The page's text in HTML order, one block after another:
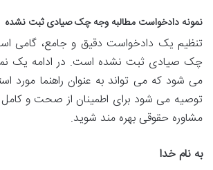
نمونه دادخواست مطالبه وجه چک صیادی ثبت نشده
تنظیم یک دادخواست دقیق و جامع، گامی
چک صیادی ثبت نشده است. در ادامه یک
می شود که می تواند به عنوان راهنما مورد
توصیه می شود برای اطمینان از صحت و کامل
مشاوره حقوقی بهره مند شوید.
به نام خدا